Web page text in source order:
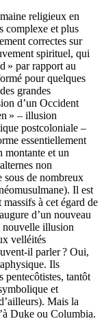
religieux en
complexe et plus
correctes sur
spirituel, qui
» par rapport au
pour quelques
grandes
d’un Occident
» – illusion
postcoloniale –
essentiellement
montante et un
non
sous de nombreux
Il est
à cet égard de
d’un nouveau
nouvelle illusion
velléités
il parler ? Oui,
Ils
pentecôtistes, tantôt
et
Mais la
Duke ou Columbia.